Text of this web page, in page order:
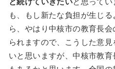
も、もし新たな負担が生じ
ら、やはり中核市の教育長
られますので、こうした意
いと思いますが、中核市教